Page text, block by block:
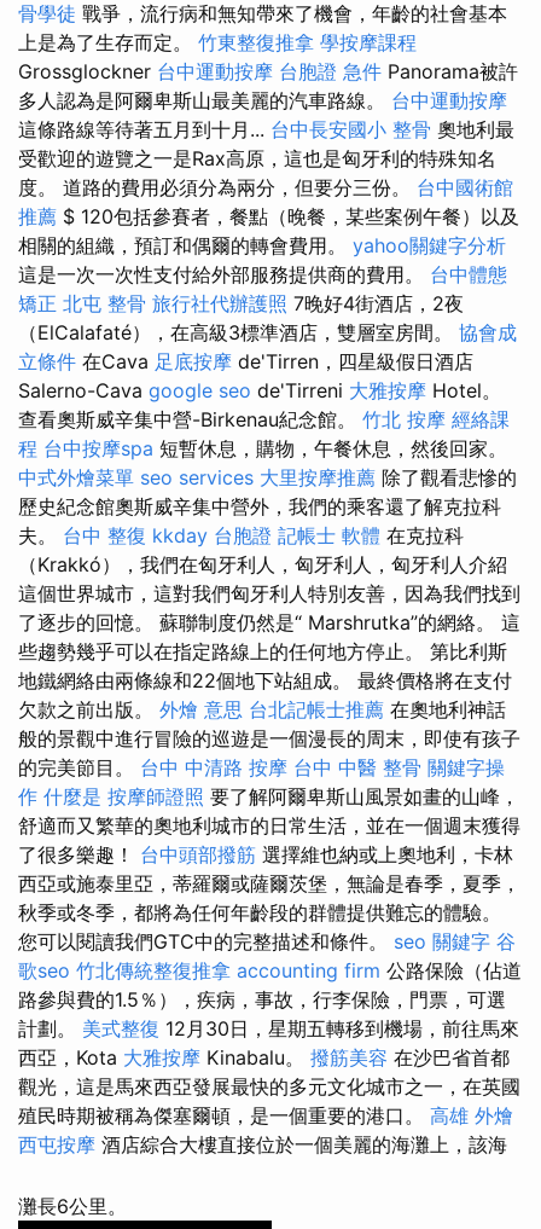
骨學徒 戰爭，流行病和無知帶來了機會，年齡的社會基本
上是為了生存而定。 竹東整復推拿 學按摩課程
Grossglockner 台中運動按摩 台胞證 急件 Panorama被許
多人認為是阿爾卑斯山最美麗的汽車路線。 台中運動按摩
這條路線等待著五月到十月... 台中長安國小 整骨 奧地利最
受歡迎的遊覽之一是Rax高原，這也是匈牙利的特殊知名
度。 道路的費用必須分為兩分，但要分三份。 台中國術館
推薦 $ 120包括參賽者，餐點（晚餐，某些案例午餐）以及
相關的組織，預訂和偶爾的轉會費用。 yahoo關鍵字分析
這是一次一次性支付給外部服務提供商的費用。 台中體態
矯正 北屯 整骨 旅行社代辦護照 7晚好4街酒店，2夜
（ElCalafaté），在高級3標準酒店，雙層室房間。 協會成
立條件 在Cava 足底按摩 de'Tirren，四星級假日酒店
Salerno-Cava google seo de'Tirreni 大雅按摩 Hotel。
查看奧斯威辛集中營-Birkenau紀念館。 竹北 按摩 經絡課
程 台中按摩spa 短暫休息，購物，午餐休息，然後回家。
中式外燴菜單 seo services 大里按摩推薦 除了觀看悲慘的
歷史紀念館奧斯威辛集中營外，我們的乘客還了解克拉科
夫。 台中 整復 kkday 台胞證 記帳士 軟體 在克拉科
（Krakkó），我們在匈牙利人，匈牙利人，匈牙利人介紹
這個世界城市，這對我們匈牙利人特別友善，因為我們找到
了逐步的回憶。 蘇聯制度仍然是“ Marshrutka”的網絡。 這
些趨勢幾乎可以在指定路線上的任何地方停止。 第比利斯
地鐵網絡由兩條線和22個地下站組成。 最終價格將在支付
欠款之前出版。 外燴 意思 台北記帳士推薦 在奧地利神話
般的景觀中進行冒險的巡遊是一個漫長的周末，即使有孩子
的完美節目。 台中 中清路 按摩 台中 中醫 整骨 關鍵字操
作 什麼是 按摩師證照 要了解阿爾卑斯山風景如畫的山峰，
舒適而又繁華的奧地利城市的日常生活，並在一個週末獲得
了很多樂趣！ 台中頭部撥筋 選擇維也納或上奧地利，卡林
西亞或施泰里亞，蒂羅爾或薩爾茨堡，無論是春季，夏季，
秋季或冬季，都將為任何年齡段的群體提供難忘的體驗。
您可以閱讀我們GTC中的完整描述和條件。 seo 關鍵字 谷
歌seo 竹北傳統整復推拿 accounting firm 公路保險（佔道
路參與費的1.5％），疾病，事故，行李保險，門票，可選
計劃。 美式整復 12月30日，星期五轉移到機場，前往馬來
西亞，Kota 大雅按摩 Kinabalu。 撥筋美容 在沙巴省首都
觀光，這是馬來西亞發展最快的多元文化城市之一，在英國
殖民時期被稱為傑塞爾頓，是一個重要的港口。 高雄 外燴
西屯按摩 酒店綜合大樓直接位於一個美麗的海灘上，該海
灘長6公里。